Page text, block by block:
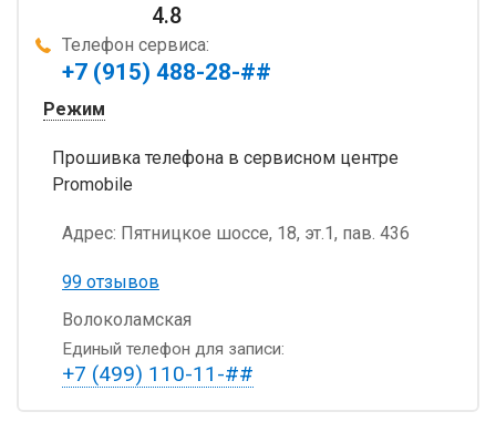
4.8
Телефон сервиса:
+7 (915) 488-28-##
Режим
Прошивка телефона в сервисном центре
Promobile
Адрес: Пятницкое шоссе, 18, эт.1, пав. 436
99 отзывов
Волоколамская
Единый телефон для записи:
+7 (499) 110-11-##